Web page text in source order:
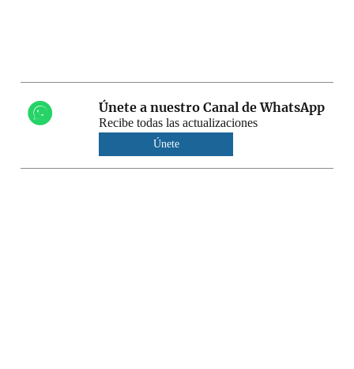
Únete a nuestro Canal de WhatsApp
Recibe todas las actualizaciones
Únete